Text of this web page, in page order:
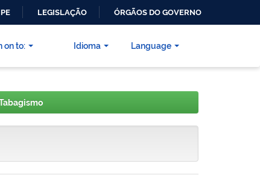
LEGISLAÇÃO ÓRGÃOS DO GOVERNO
Language
on to: Idioma